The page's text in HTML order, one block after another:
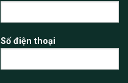
Số điện thoại